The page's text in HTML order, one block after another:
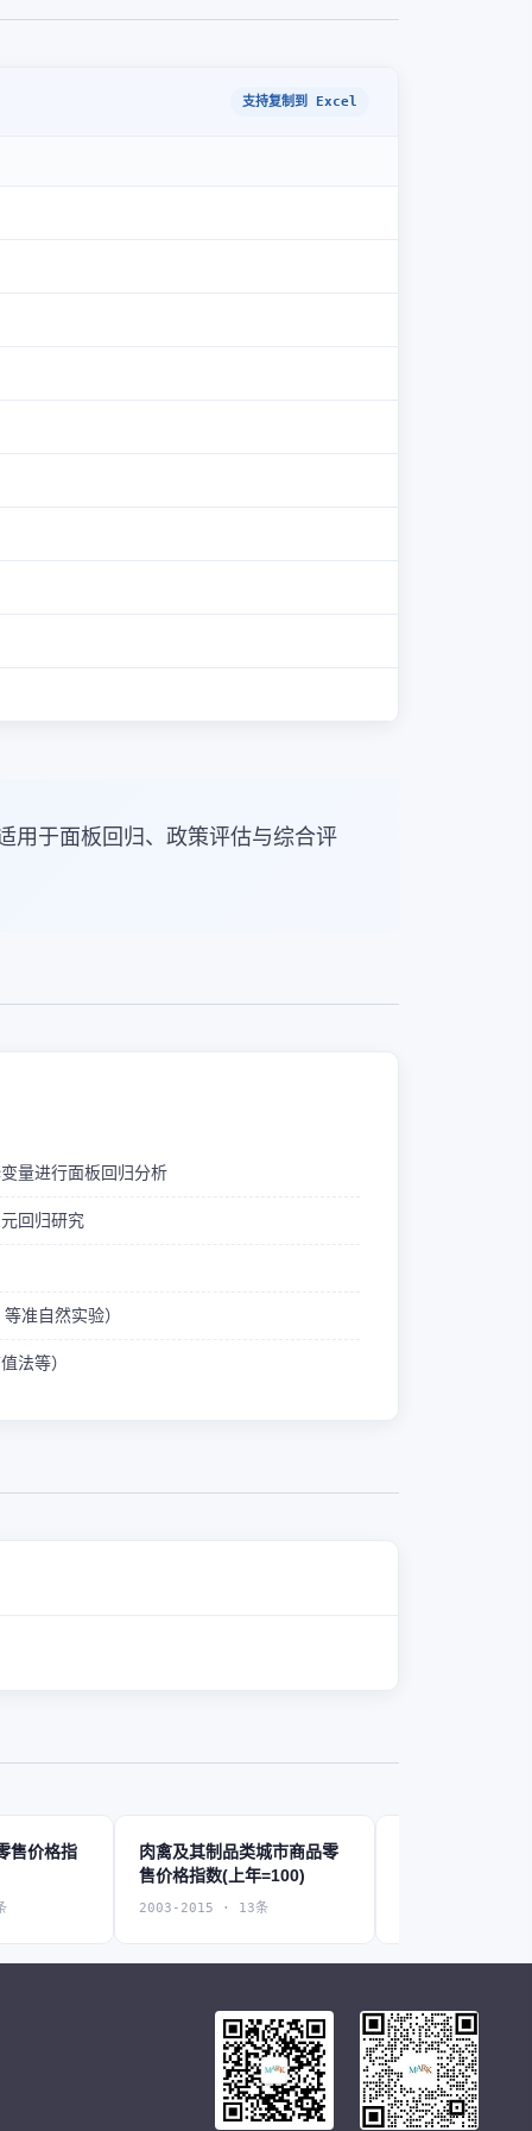
支持复制到 Excel
用于面板回归、政策评估与综合评
量进行面板回归分析
回归研究
准自然实验）
法等）
售价格指
肉禽及其制品类城市商品零
售价格指数(上年=100)
2003-2015 · 13条